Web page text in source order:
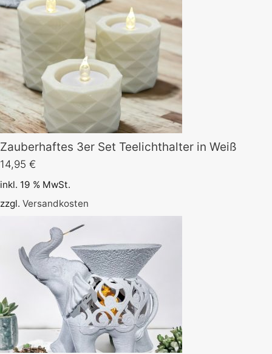
Zauberhaftes 3er Set Teelichthalter in Weiß
14,95 €
inkl. 19 % MwSt.
zzgl. Versandkosten